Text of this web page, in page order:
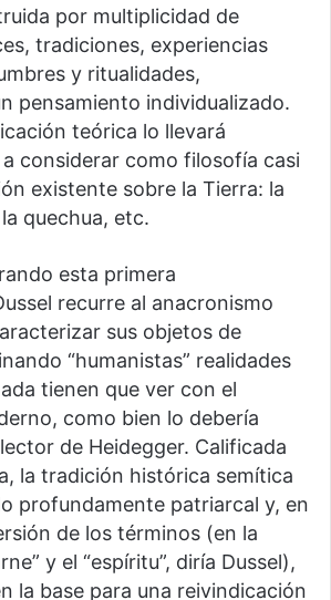
por multiplicidad de
tradiciones, experiencias
y ritualidades,
pensamiento individualizado.
teórica lo llevará
considerar como filosofía casi
existente sobre la Tierra: la
quechua, etc.
esta primera
recurre al anacronismo
sus objetos de
“humanistas” realidades
tienen que ver con el
como bien lo debería
de Heidegger. Calificada
la tradición histórica semítica
profundamente patriarcal y, en
de los términos (en la
y el “espíritu”, diría Dussel),
la base para una reivindicación